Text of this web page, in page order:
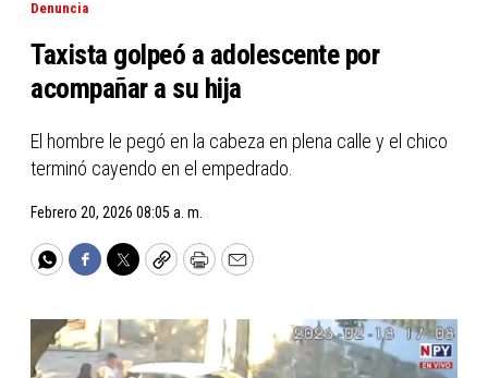
Denuncia
Taxista golpeó a adolescente por
acompañar a su hija
El hombre le pegó en la cabeza en plena calle y el chico
terminó cayendo en el empedrado.
Febrero 20, 2026 08:05 a. m.
WhatsApp
Facebook
TwitterCopyPrintEmail